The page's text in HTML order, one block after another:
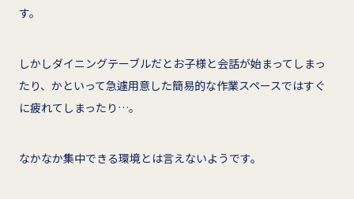
す。
しかしダイニングテーブルだとお子様と会話が始まってしまっ
たり、かといって急遽用意した簡易的な作業スペースではすぐ
に疲れてしまったり…。
なかなか集中できる環境とは言えないようです。